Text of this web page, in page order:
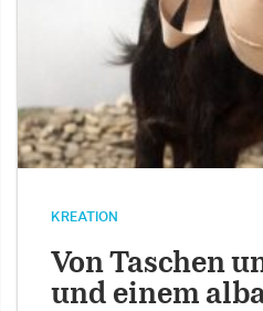
KREATION
Von Taschen
und einem